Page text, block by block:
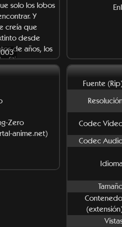
solo los lobos
Y
creía que
desde
de años, los
Zero
anime.net)
Fuente
Codec
Codec